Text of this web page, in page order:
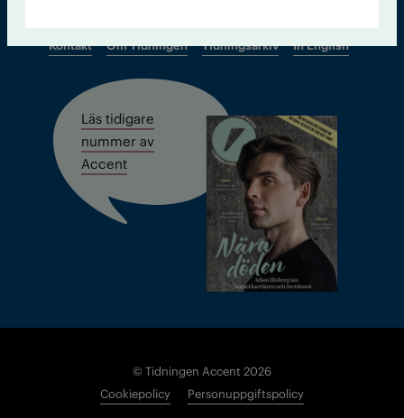
Kontakt Om Tidningen Tidningsarkiv In English
Läs tidigare
nummer av
Accent
© Tidningen Accent 2026
Cookiepolicy
Personuppgiftspolicy